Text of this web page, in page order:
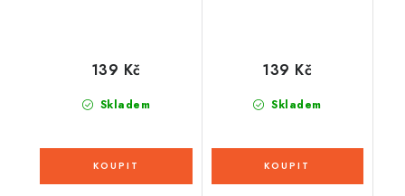
Skladem
139 Kč
Skladem
139 Kč